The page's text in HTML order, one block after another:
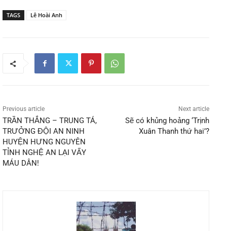
TAGS Lê Hoài Anh
Previous article
TRẦN THẮNG – TRUNG TÁ,
TRƯỞNG ĐỘI AN NINH
HUYỆN HƯNG NGUYÊN
TỈNH NGHỆ AN LẠI VẤY
MÁU DÂN!
Next article
Sẽ có khủng hoảng ‘Trịnh
Xuân Thanh thứ hai’?